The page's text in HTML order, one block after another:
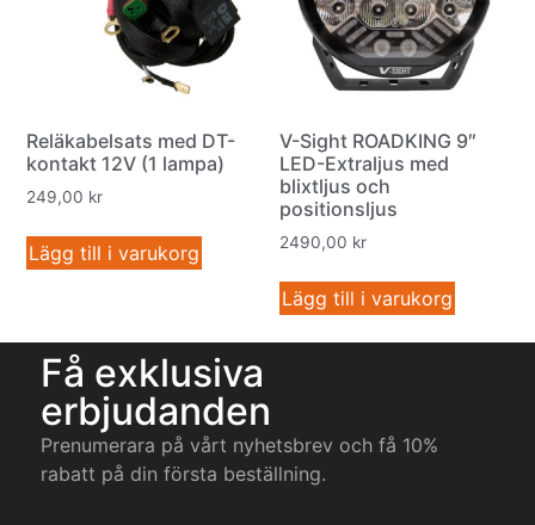
Reläkabelsats med DT-
kontakt 12V (1 lampa)
249,00 kr
Lägg till i varukorg
V-Sight ROADKING 9″
LED-Extraljus med
blixtljus och
positionsljus
2490,00 kr
Lägg till i varukorg
Få exklusiva
erbjudanden
Prenumerara på vårt nyhetsbrev och få 10%
rabatt på din första beställning.